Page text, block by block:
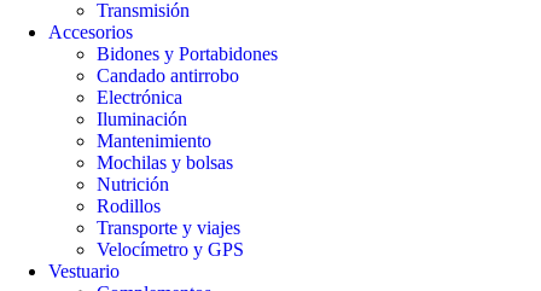
Transmisión
Accesorios
Bidones y Portabidones
Candado antirrobo
Electrónica
Iluminación
Mantenimiento
Mochilas y bolsas
Nutrición
Rodillos
Transporte y viajes
Velocímetro y GPS
Vestuario